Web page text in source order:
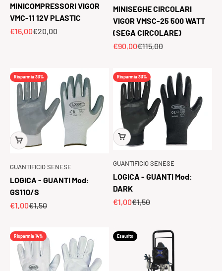
MINICOMPRESSORI VIGOR
VMC-11 12V PLASTIC
Prezzo scontato
€16,00Prezzo
€20,00
MINISEGHE CIRCOLARI
VIGOR VMSC-25 500 WATT
(SEGA CIRCOLARE)
Prezzo scontato
€90,00Prezzo
€115,00
Risparmia 33%
GUANTIFICIO SENESE
LOGICA - GUANTI Mod:
GS110/S
Prezzo scontato
€1,00Prezzo
€1,50
Risparmia 33%
GUANTIFICIO SENESE
LOGICA - GUANTI Mod:
DARK
Prezzo scontato
€1,00Prezzo
€1,50
Risparmia 14% Esaurito